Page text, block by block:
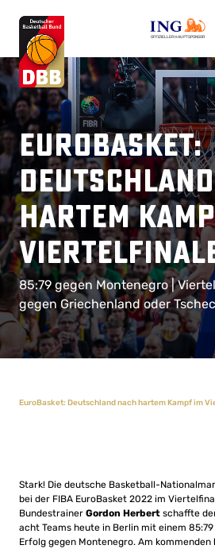
OFFIZIELLER HAUPTSPONSOR
EuroBasket:
hartem
85:79 gegen Montenegro |
gegen Griechenland oder
EuroBasket: Deutschland nach hartem Kampf im
Stark! Die deutsche Basketball-
bei der FIBA EuroBasket 2022 im
Bundestrainer Gordon Herbert schaffte
acht Teams heute in Berlin mit einem 85:79
Erfolg gegen Montenegro. Am kommenden